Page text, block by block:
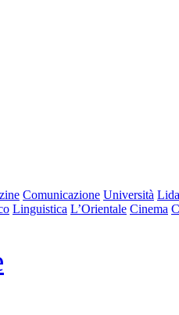
Comunicazione Università
Linguistica L’Orientale Cinema